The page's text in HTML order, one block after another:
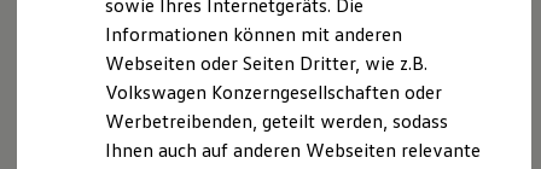
Ladelösungen für Privatkunden
Ladelösungen für Gewerbekunden
Wallbox und Ladekabel
Förderung & Kosten der Elektrofahrzeuge
Fördermöglichkeiten für Privatkunden
Fördermöglichkeiten für Gewerbekunden
sowie Ihres Internetgeräts. Die
Informationen können mit anderen
Webseiten oder Seiten Dritter, wie z.B.
Volkswagen Konzerngesellschaften oder
Werbetreibenden, geteilt werden, sodass
Ihnen auch auf anderen Webseiten relevante